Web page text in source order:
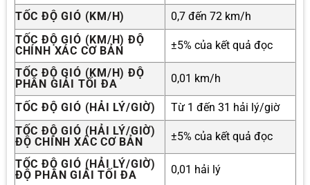
TỐC ĐỘ GIÓ (KM/H)
0,7 đến 72 km/h
TỐC ĐỘ GIÓ (KM/H) ĐỘ
CHÍNH XÁC CƠ BẢN
±5% của kết quả đọc
TỐC ĐỘ GIÓ (KM/H) ĐỘ
PHÂN GIẢI TỐI ĐA
0,01 km/h
TỐC ĐỘ GIÓ (HẢI LÝ/GIỜ)
Từ 1 đến 31 hải lý/giờ
TỐC ĐỘ GIÓ (HẢI LÝ/GIỜ)
ĐỘ CHÍNH XÁC CƠ BẢN
±5% của kết quả đọc
TỐC ĐỘ GIÓ (HẢI LÝ/GIỜ)
ĐỘ PHÂN GIẢI TỐI ĐA
0,01 hải lý